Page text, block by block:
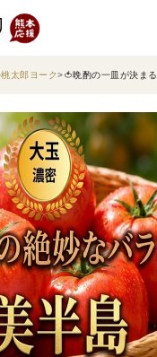
桃太郎ヨーク 🍅晩酌の一皿が決ま